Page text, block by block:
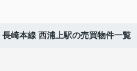
長崎本線 西浦上駅の売買物件一覧